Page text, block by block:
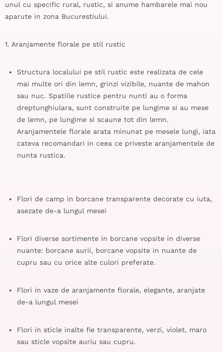
unul cu specific rural, rustic, si anume hambarele mai nou
aparute in zona Bucurestiului.
1. Aranjamente florale pe stil rustic
Structura localului pe stil rustic este realizata de cele
mai multe ori din lemn, grinzi vizibile, nuante de mahon
sau nuc. Spatiile rustice pentru nunti au o forma
dreptunghiulara, sunt construite pe lungime si au mese
de lemn, pe lungime si scaune tot din lemn.
Aranjamentele florale arata minunat pe mesele lungi, iata
cateva recomandari in ceea ce priveste aranjamentele de
nunta rustica.
Flori de camp in borcane transparente decorate cu iuta,
asezate de-a lungul mesei
Flori diverse sortimente in borcane vopsite in diverse
nuante: borcane aurii, borcane vopsite in nuante de
cupru sau cu orice alte culori preferate.
Flori in vaze de aranjamente florale, elegante, aranjate
de-a lungul mesei
Flori in sticle inalte fie transparente, verzi, violet, maro
sau sticle vopsite auriu sau cupru.